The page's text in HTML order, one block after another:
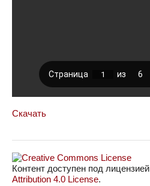
Скачать
Контент доступен под лицензией
Attribution 4.0 License.